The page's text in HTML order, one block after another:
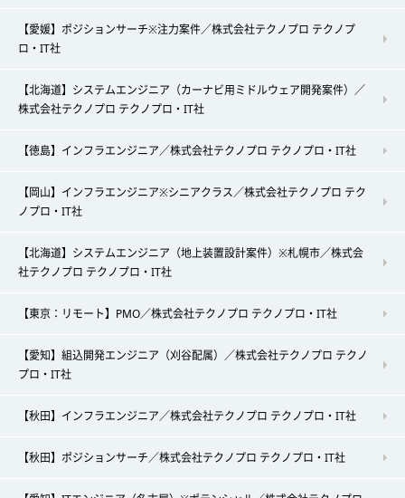
【愛媛】ポジションサーチ※注力案件／株式会社テクノプロ テクノプ
ロ・IT社
【北海道】システムエンジニア（カーナビ用ミドルウェア開発案件）／
株式会社テクノプロ テクノプロ・IT社
【徳島】インフラエンジニア／株式会社テクノプロ テクノプロ・IT社
【岡山】インフラエンジニア※シニアクラス／株式会社テクノプロ テク
ノプロ・IT社
【北海道】システムエンジニア（地上装置設計案件）※札幌市／株式会
社テクノプロ テクノプロ・IT社
【東京：リモート】PMO／株式会社テクノプロ テクノプロ・IT社
【愛知】組込開発エンジニア（刈谷配属）／株式会社テクノプロ テクノ
プロ・IT社
【秋田】インフラエンジニア／株式会社テクノプロ テクノプロ・IT社
【秋田】ポジションサーチ／株式会社テクノプロ テクノプロ・IT社